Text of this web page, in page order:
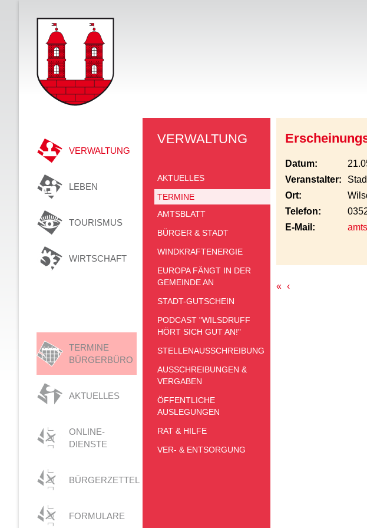
VERWALTUNG
LEBEN
TOURISMUS
WIRTSCHAFT
TERMINE
BÜRGERBÜRO
AKTUELLES
ONLINE-
DIENSTE
BÜRGERZETTEL
FORMULARE
VERWALTUNG
AKTUELLES
TERMINE
AMTSBLATT
BÜRGER & STADT
WINDKRAFTENERGIE
EUROPA FÄNGT IN DER
GEMEINDE AN
STADT-GUTSCHEIN
PODCAST "WILSDRUFF
HÖRT SICH GUT AN!"
STELLENAUSSCHREIBUNG
AUSSCHREIBUNGEN &
VERGABEN
ÖFFENTLICHE
AUSLEGUNGEN
RAT & HILFE
VER- & ENTSORGUNG
Datum:
Veranstalter:
Ort:
Telefon:
E-Mail:
« ‹